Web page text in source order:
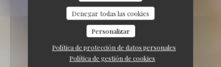
Denegar todas las cookies
Personalizar
Política de protección de datos personales
Política de gestión de cookies